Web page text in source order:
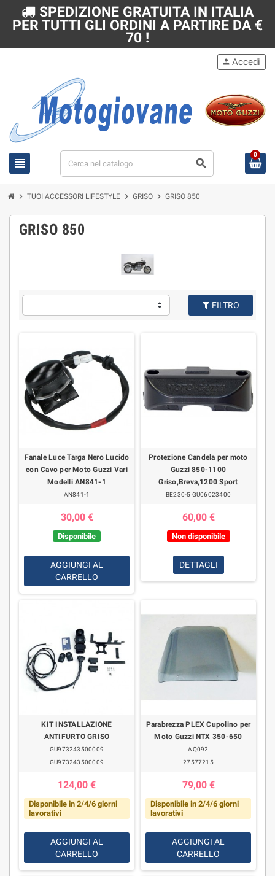
SPEDIZIONE GRATUITA IN ITALIA
PER TUTTI GLI ORDINI A PARTIRE DA €
70 !
view_headline search
person Accedi
0
chevron_right TUOI ACCESSORI LIFESTYLE chevron_right GRISO chevron_right GRISO 850
GRISO 850
FILTRO
Fanale Luce Targa Nero Lucido
con Cavo per Moto Guzzi Vari
Modelli AN841-1
AN841-1
30,00 €
Disponibile
AGGIUNGI AL
CARRELLO
Protezione Candela per moto
Guzzi 850-1100
Griso,Breva,1200 Sport
BE230-5 GU06023400
60,00 €
Non disponibile
DETTAGLI
KIT INSTALLAZIONE
ANTIFURTO GRISO
GU973243500009
GU973243500009
124,00 €
Disponibile in 2/4/6 giorni
lavorativi
AGGIUNGI AL
CARRELLO
Parabrezza PLEX Cupolino per
Moto Guzzi NTX 350-650
AQ092
27577215
79,00 €
Disponibile in 2/4/6 giorni
lavorativi
AGGIUNGI AL
CARRELLO